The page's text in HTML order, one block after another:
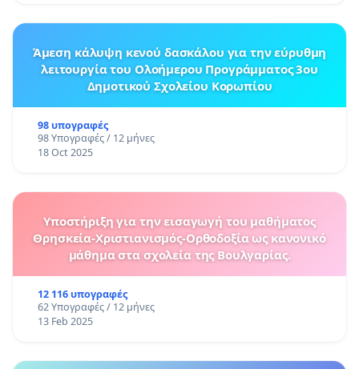
Άμεση κάλυψη κενού δασκάλου για την εύρυθμη
λειτουργία του Ολοήμερου Προγράμματος 3ου
Δημοτικού Σχολείου Κορωπίου
98 υπογραφές
98 Υπογραφές / 12 μήνες
18 Oct 2025
Υποστήριξη για την εισαγωγή του μαθήματος
Θρησκεία-Χριστιανισμός-Ορθοδοξία ως κανονικό
μάθημα στα σχολεία της Βουλγαρίας.
12 116 υπογραφές
62 Υπογραφές / 12 μήνες
13 Feb 2025